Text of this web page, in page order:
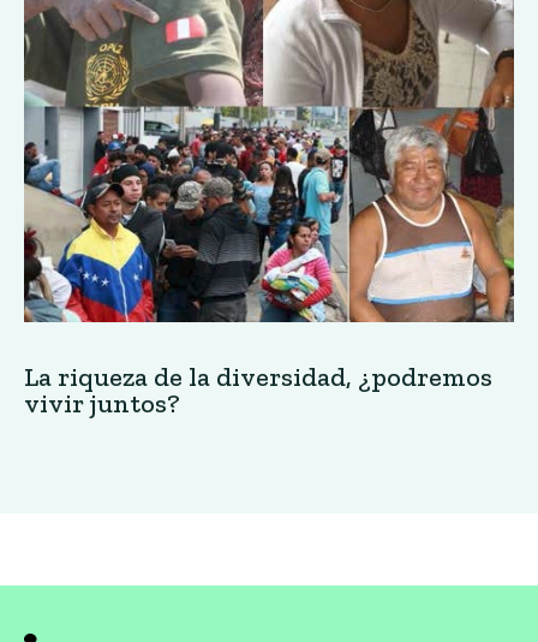
La riqueza de la diversidad, ¿podremos
vivir juntos?